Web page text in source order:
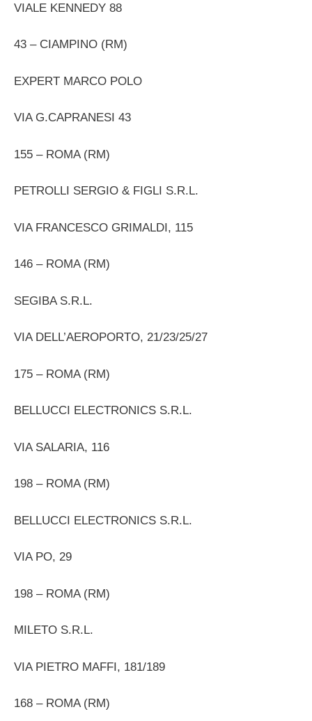
VIALE KENNEDY 88
43 – CIAMPINO (RM)
EXPERT MARCO POLO
VIA G.CAPRANESI 43
155 – ROMA (RM)
PETROLLI SERGIO & FIGLI S.R.L.
VIA FRANCESCO GRIMALDI, 115
146 – ROMA (RM)
SEGIBA S.R.L.
VIA DELL’AEROPORTO, 21/23/25/27
175 – ROMA (RM)
BELLUCCI ELECTRONICS S.R.L.
VIA SALARIA, 116
198 – ROMA (RM)
BELLUCCI ELECTRONICS S.R.L.
VIA PO, 29
198 – ROMA (RM)
MILETO S.R.L.
VIA PIETRO MAFFI, 181/189
168 – ROMA (RM)